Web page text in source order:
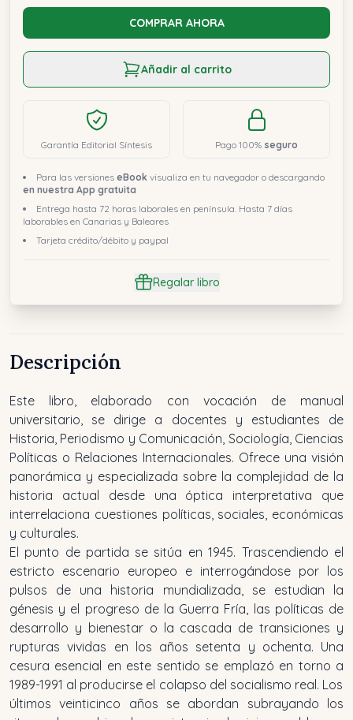
COMPRAR AHORA
Añadir al carrito
Garantía Editorial Síntesis Pago 100% seguro
Para las versiones eBook visualiza en tu navegador o descargando
en nuestra App gratuita
Entrega hasta 72 horas laborales en península. Hasta 7 días
laborables en Canarias y Baleares
Tarjeta crédito/débito y paypal
Regalar libro
Descripción
Este libro, elaborado con vocación de manual
universitario, se dirige a docentes y estudiantes de
Historia, Periodismo y Comunicación, Sociología, Ciencias
Políticas o Relaciones Internacionales. Ofrece una visión
panorámica y especializada sobre la complejidad de la
historia actual desde una óptica interpretativa que
interrelaciona cuestiones políticas, sociales, económicas
y culturales.
El punto de partida se sitúa en 1945. Trascendiendo el
estricto escenario europeo e interrogándose por los
pulsos de una historia mundializada, se estudian la
génesis y el progreso de la Guerra Fría, las políticas de
desarrollo y bienestar o la cascada de transiciones y
rupturas vividas en los años setenta y ochenta. Una
cesura esencial en este sentido se emplazó en torno a
1989-1991 al producirse el colapso del socialismo real. Los
últimos veinticinco años se abordan subrayando los